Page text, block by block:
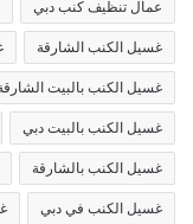
عمال تنظيف كنب دبي
غسيل الكنب الشارقة
غسيل الكنب بالبيت
غسيل الكنب بالبيت دبي
غسيل الكنب بالشارقة
غسيل الكنب في دبي